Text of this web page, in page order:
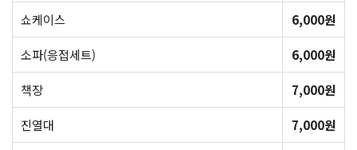
쇼케이스
6,000원
소파(응접세트)
6,000원
책장
7,000원
진열대
7,000원